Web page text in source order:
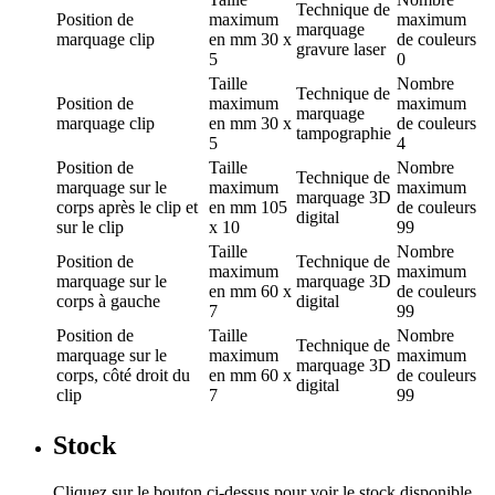
Position de
marquage clip
maximum
en mm 30 x
5
Technique de
marquage
gravure laser
maximum
de couleurs
0
Position de
marquage clip
Taille
maximum
en mm 30 x
5
Technique de
marquage
tampographie
Nombre
maximum
de couleurs
4
Position de
marquage sur le
corps après le clip et
sur le clip
Taille
maximum
en mm 105
x 10
Technique de
marquage 3D
digital
Nombre
maximum
de couleurs
99
Position de
marquage sur le
corps à gauche
Taille
maximum
en mm 60 x
7
Technique de
marquage 3D
digital
Nombre
maximum
de couleurs
99
Position de
marquage sur le
corps, côté droit du
clip
Taille
maximum
en mm 60 x
7
Technique de
marquage 3D
digital
Nombre
maximum
de couleurs
99
Stock